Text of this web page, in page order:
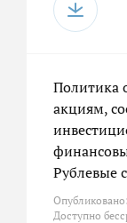
Политика
акциям,
Рублевые
Доступно